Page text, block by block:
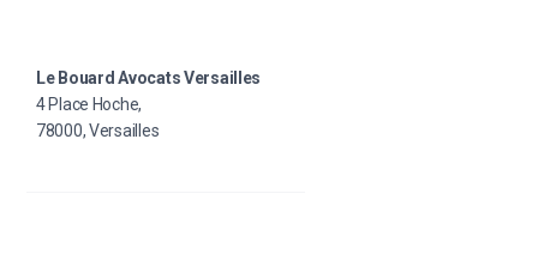
Le Bouard Avocats Versailles
4 Place Hoche,
78000, Versailles